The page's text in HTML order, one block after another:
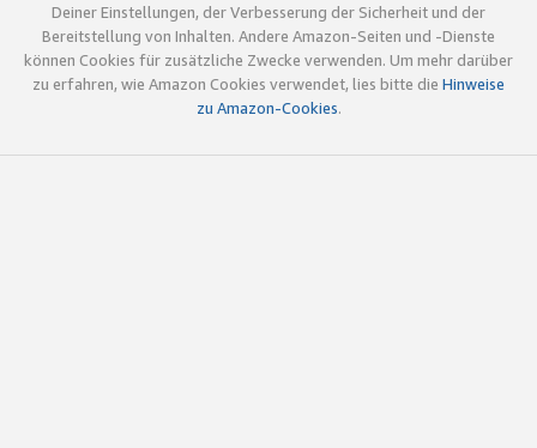
Deiner Einstellungen, der Verbesserung der Sicherheit und der
Bereitstellung von Inhalten. Andere Amazon-Seiten und -Dienste
können Cookies für zusätzliche Zwecke verwenden. Um mehr darüber
zu erfahren, wie Amazon Cookies verwendet, lies bitte die Hinweise
zu Amazon-Cookies.